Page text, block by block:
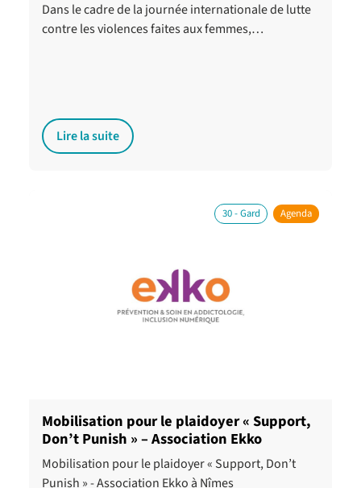
Dans le cadre de la journée internationale de lutte
contre les violences faites aux femmes,…
Lire la suite
30 - Gard Agenda
Mobilisation pour le plaidoyer « Support,
Don’t Punish » – Association Ekko
Mobilisation pour le plaidoyer « Support, Don’t
Punish » - Association Ekko à Nîmes